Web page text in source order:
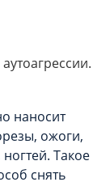
наносит
ожоги,
Такое
снять